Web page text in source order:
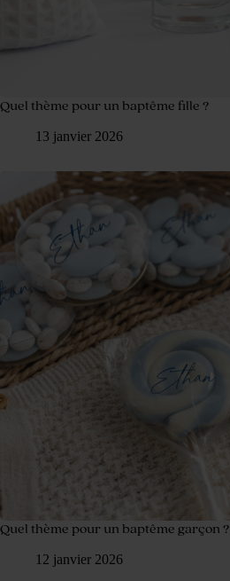
Quel thème pour un baptême fille ?
13 janvier 2026
Quel thème pour un baptême garçon ?
12 janvier 2026